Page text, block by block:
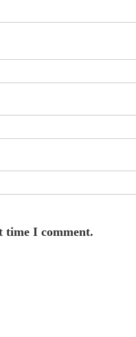
time I comment.